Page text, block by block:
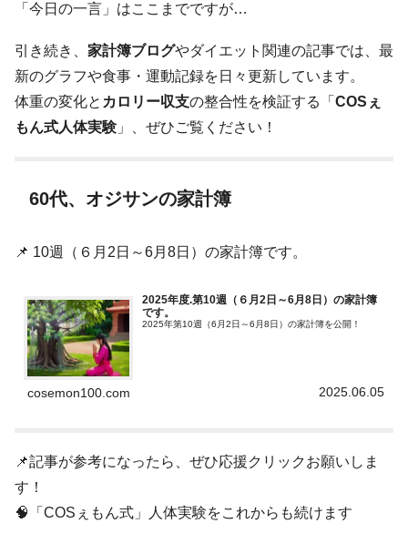
「今日の一言」はここまでですが…
引き続き、 家計簿ブログやダイエット関連の記事では、最
新のグラフや食事・運動記録を日々更新しています。
体重の変化と カロリー収支の整合性を検証する「 COSぇ
もん式人体実験 」、ぜひご覧ください！
60代、オジサンの家計簿
📌 10週（６月2日～6月8日）の家計簿です。
2025年度.第10週（６月2日～6月8日）の家計簿
です。
2025年第10週（6月2日～6月8日）の家計簿を公開！
cosemon100.com 2025.06.05
📌記事が参考になったら、ぜひ応援クリックお願いしま
す！
🧠「COSぇもん式」人体実験をこれからも続けます